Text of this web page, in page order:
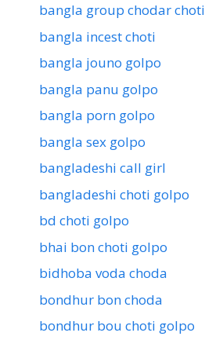
bangla group chodar choti
bangla incest choti
bangla jouno golpo
bangla panu golpo
bangla porn golpo
bangla sex golpo
bangladeshi call girl
bangladeshi choti golpo
bd choti golpo
bhai bon choti golpo
bidhoba voda choda
bondhur bon choda
bondhur bou choti golpo